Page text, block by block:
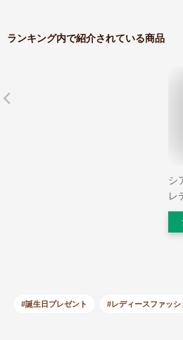
ランキング内で紹介されている商品
シ
レ
ガ
ル
#誕生日プレゼント #レディースファッシ